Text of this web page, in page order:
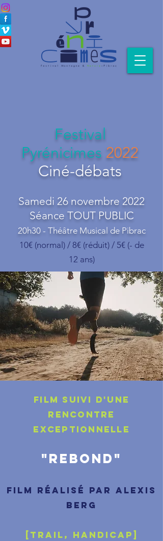
Festival
Pyrénicimes 2022
Ciné-débats
Samedi 26 novembre 2022
Séance TOUT PUBLIC
20h30 - Théâtre Musical de Pibrac
10€ (normal) / 8€ (réduit) / 5€ (- de
12 ans)
FILM SUIVI d'une
RENCONTRE
exceptionnelle
"REBOND"
Film réalisé par Alexis
berg
[Trail, handicap]